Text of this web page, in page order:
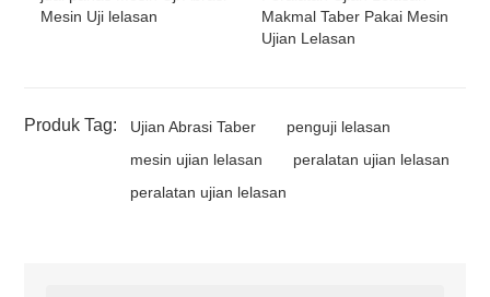
Mesin Uji lelasan
Makmal Taber Pakai Mesin
Ujian Lelasan
Produk Tag: Ujian Abrasi Taber
penguji lelasan
mesin ujian lelasan
peralatan ujian lelasan
peralatan ujian lelasan